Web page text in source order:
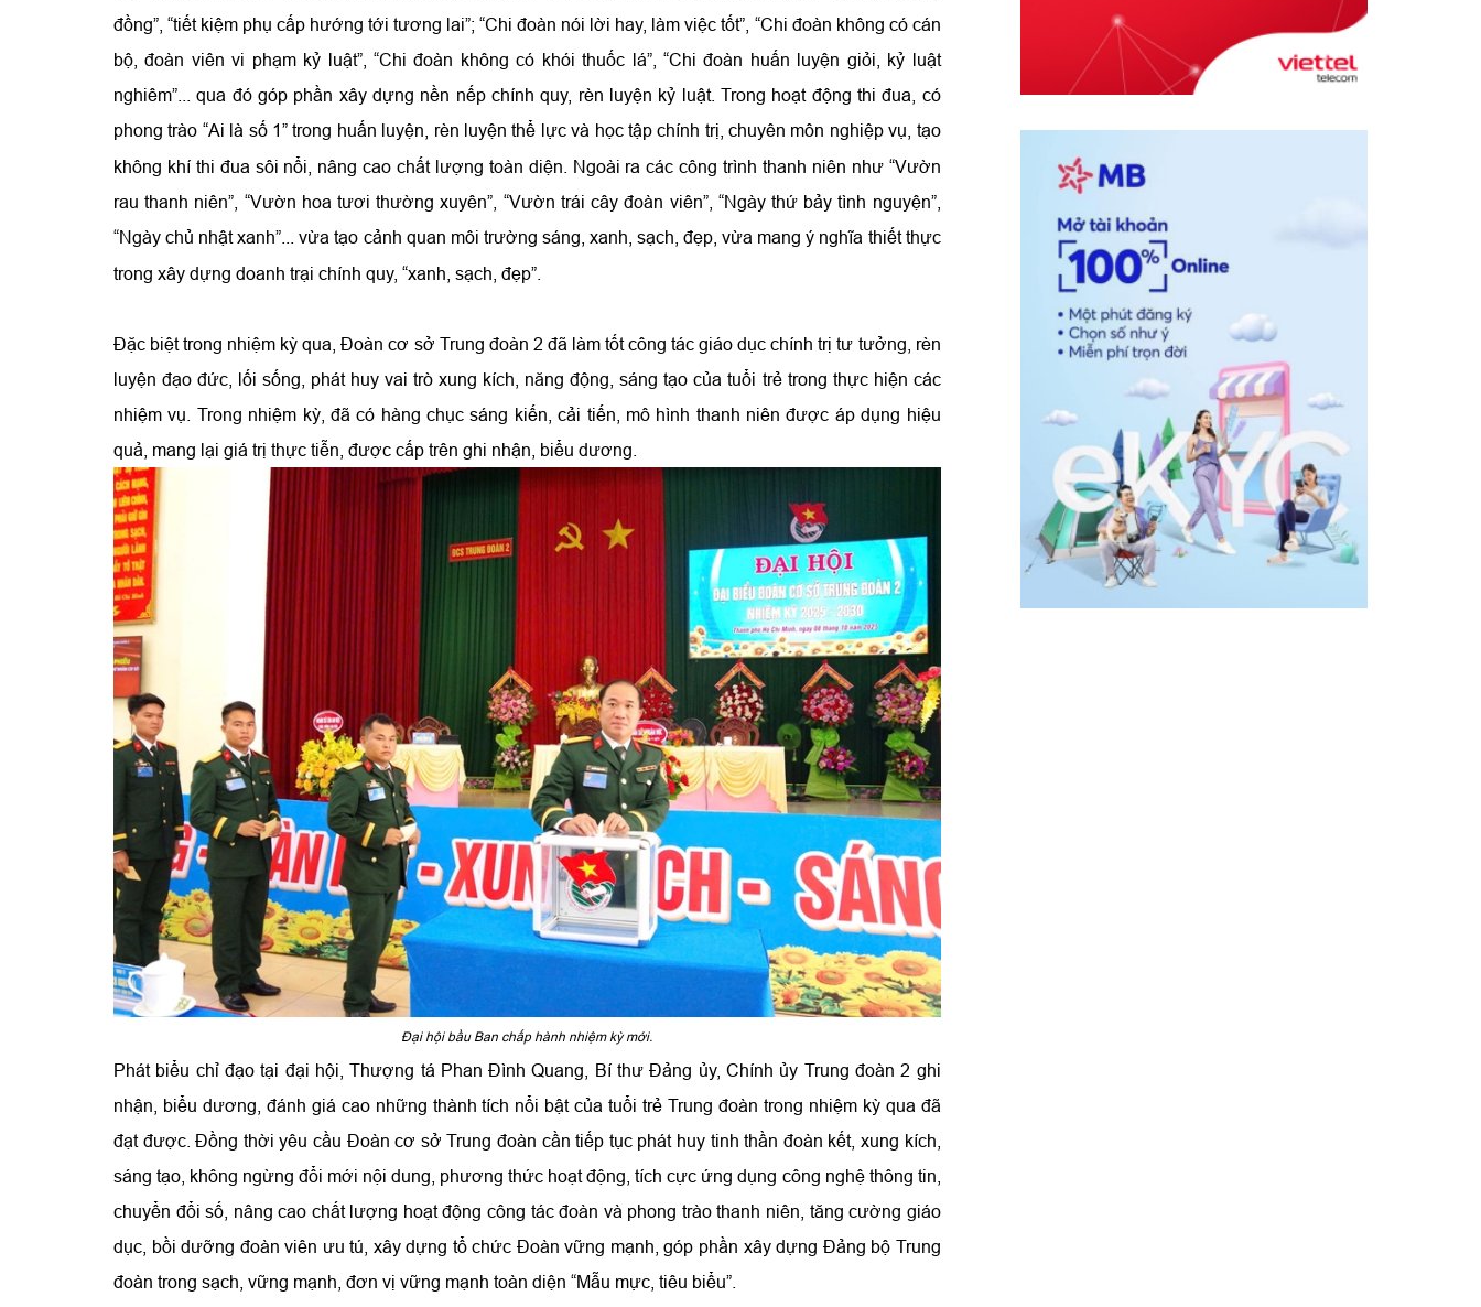
đồng”, “tiết kiệm phụ cấp hướng tới tương lai”; “Chi đoàn nói lời hay, làm việc tốt”, “Chi đoàn không có cán
bộ, đoàn viên vi phạm kỷ luật”, “Chi đoàn không có khói thuốc lá”, “Chi đoàn huấn luyện giỏi, kỷ luật
nghiêm”... qua đó góp phần xây dựng nền nếp chính quy, rèn luyện kỷ luật. Trong hoạt động thi đua, có
phong trào “Ai là số 1” trong huấn luyện, rèn luyện thể lực và học tập chính trị, chuyên môn nghiệp vụ, tạo
không khí thi đua sôi nổi, nâng cao chất lượng toàn diện. Ngoài ra các công trình thanh niên như “Vườn
rau thanh niên”, “Vườn hoa tươi thường xuyên”, “Vườn trái cây đoàn viên”, “Ngày thứ bảy tình nguyện”,
“Ngày chủ nhật xanh”...
vừa tạo cảnh quan môi trường sáng, xanh, sạch, đẹp, vừa mang ý nghĩa thiết thực
trong xây dựng doanh trại chính quy, “xanh, sạch, đẹp”.
Đặc biệt trong nhiệm kỳ qua, Đoàn cơ sở Trung đoàn 2 đã làm tốt công tác giáo dục chính trị tư tưởng, rèn
luyện đạo đức, lối sống, phát huy vai trò xung kích, năng động, sáng tạo của tuổi trẻ trong thực hiện các
nhiệm vụ. Trong nhiệm kỳ, đã có hàng chục sáng kiến, cải tiến, mô hình thanh niên được áp dụng hiệu
quả, mang lại giá trị thực tiễn, được cấp trên ghi nhận, biểu dương.
Đại hội bầu Ban chấp hành nhiệm kỳ mới.
Phát biểu chỉ đạo tại đại hội, Thượng tá Phan Đình Quang, Bí thư Đảng ủy, Chính ủy Trung đoàn 2 ghi
nhận, biểu dương, đánh giá cao những thành tích nổi bật của tuổi trẻ Trung đoàn trong nhiệm kỳ qua đã
đạt được. Đồng thời yêu cầu Đoàn cơ sở Trung đoàn cần tiếp tục phát huy tinh thần đoàn kết, xung kích,
sáng tạo, không ngừng đổi mới nội dung, phương thức hoạt động, tích cực ứng dụng công nghệ thông tin,
chuyển đổi số, nâng cao chất lượng hoạt động công tác đoàn và phong trào thanh niên, tăng cường giáo
dục, bồi dưỡng đoàn viên ưu tú, xây dựng tổ chức Đoàn vững mạnh, góp phần xây dựng Đảng bộ Trung
đoàn trong sạch, vững mạnh, đơn vị vững mạnh toàn diện “Mẫu mực, tiêu biểu”.